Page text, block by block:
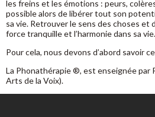
les freins et les émotions : peurs,
possible alors de libérer tout son
sa vie. Retrouver le sens des choses et
force tranquille et l’harmonie dans sa vie.
Pour cela, nous devons d’abord savoir
La Phonathérapie ®, est enseignée
Arts de la Voix).